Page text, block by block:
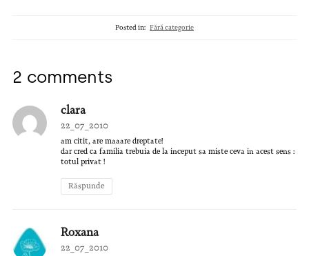
Posted in: Fără categorie
2 comments
clara
22_07_2010
am citit, are maaare dreptate!
dar cred ca familia trebuia de la inceput sa miste ceva in acest sens :
totul privat !
Răspunde
Roxana
22_07_2010